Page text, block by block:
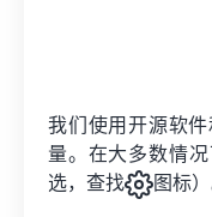
我们使用开源软
量。在大多数情
选，查找
图标）